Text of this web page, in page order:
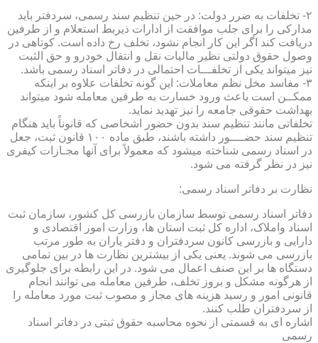
۲- تخلفات به ضرر دولت: در حین تنظیم سند رسمی، سردفتر باید
مدارکی را برای جلب موافقت از ادارات ذیربط استعلام و از طرفین
دریافت کند اگر این کار انجام نشود، تخلف رخ داده است. کوتاهی در
وصول حقوق دولتی نظیر مالیات نقل و انتقال خودرو و حق الثبت
نیز میتواند یکی از تخلفـــات احتمالی در دفاتر اسناد رسمی باشد.
۳- مفاسد مخل نظم معاملات: این گونه تخلفات علاوه بر اینکه
ممکــن است باعث ورود خسارت به طرفین معامله شود میتواند
بهداشت حقوقی جامعه را نیز تهدید نماید.
تخلفاتی مانند تنظیم سند بدون حضور اشخاصی که قانوناً باید هنگام
تنظیم سند حضــــور داشته باشند، طبق ماده ۱۰۰ قانون ثبت، جعل
در اسناد رسمی شناخته میشود که معمولاً برای آنها مجـازات کیفری
نیز در نظر گرفته می شود.
نظارت بر دفاتر اسناد رسمی:
دفاتر اسناد رسمی توسط سازمان بازرسی کل کشور، سازمان ثبت
اسناد واملاک، اداره کل ثبت استان ها، وزارت امور اقتصادی و
دارایی و بازرسی کانون سردفتران و دفتر یاران به طور مرتب
بازرسی می شوند. یعنی یکی از بیشترین نظارت ها در بین تمامی
دستگاه ها بر این صنف اعمال می شود. در این رابطه برای جلوگیری
از هرگونه مشکل و بروز تخلف، طرفین معامله می توانند انجام
قانونی امور و رسید هزینه های مجاز و مصوب ثبت مورد معامله را
از سردفتران طلب کنند.
اشاره ای به قسمتی از نحوه محاسبه حقوق ثبتی در دفاتر اسناد
رسمی